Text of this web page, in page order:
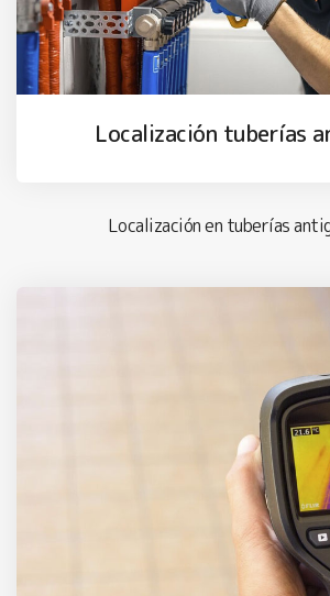
Localización tuberías
Localización en tuberías